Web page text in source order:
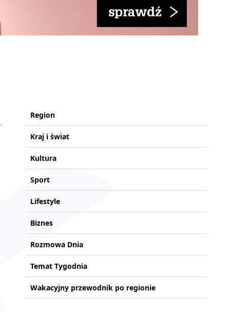
Region
Kraj i świat
Kultura
Sport
Lifestyle
Biznes
Rozmowa Dnia
Temat Tygodnia
Wakacyjny przewodnik po regionie